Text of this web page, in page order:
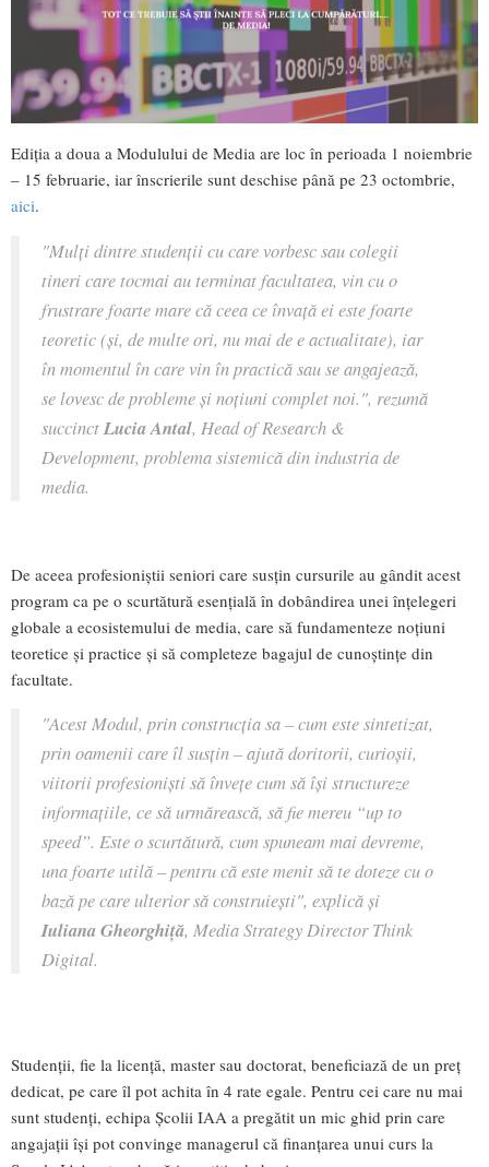
Ediția a doua a Modulului de Media are loc în perioada 1 noiembrie
– 15 februarie, iar înscrierile sunt deschise până pe 23 octombrie,
aici.
"Mulți dintre studenții cu care vorbesc sau colegii
tineri care tocmai au terminat facultatea, vin cu o
frustrare foarte mare că ceea ce învață ei este foarte
teoretic (și, de multe ori, nu mai de e actualitate), iar
în momentul în care vin în practică sau se angajează,
se lovesc de probleme și noțiuni complet noi.", rezumă
succinct Lucia Antal, Head of Research &
Development, problema sistemică din industria de
media.
De aceea profesioniștii seniori care susțin cursurile au gândit acest
program ca pe o scurtătură esențială în dobândirea unei înțelegeri
globale a ecosistemului de media, care să fundamenteze noțiuni
teoretice și practice și să completeze bagajul de cunoștințe din
facultate.
"Acest Modul, prin construcția sa – cum este sintetizat,
prin oamenii care îl susțin – ajută doritorii, curioșii,
viitorii profesioniști să învețe cum să își structureze
informațiile, ce să urmărească, să fie mereu “up to
speed”. Este o scurtătură, cum spuneam mai devreme,
una foarte utilă – pentru că este menit să te doteze cu o
bază pe care ulterior să construiești", explică și
Iuliana Gheorghiță, Media Strategy Director Think
Digital.
Studenții, fie la licență, master sau doctorat, beneficiază de un preț
dedicat, pe care îl pot achita în 4 rate egale. Pentru cei care nu mai
sunt studenți, echipa Școlii IAA a pregătit un mic ghid prin care
angajații își pot convinge managerul că finanțarea unui curs la